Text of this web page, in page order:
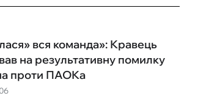
вся команда»: Кравець
на результативну помилку
проти ПАОКа